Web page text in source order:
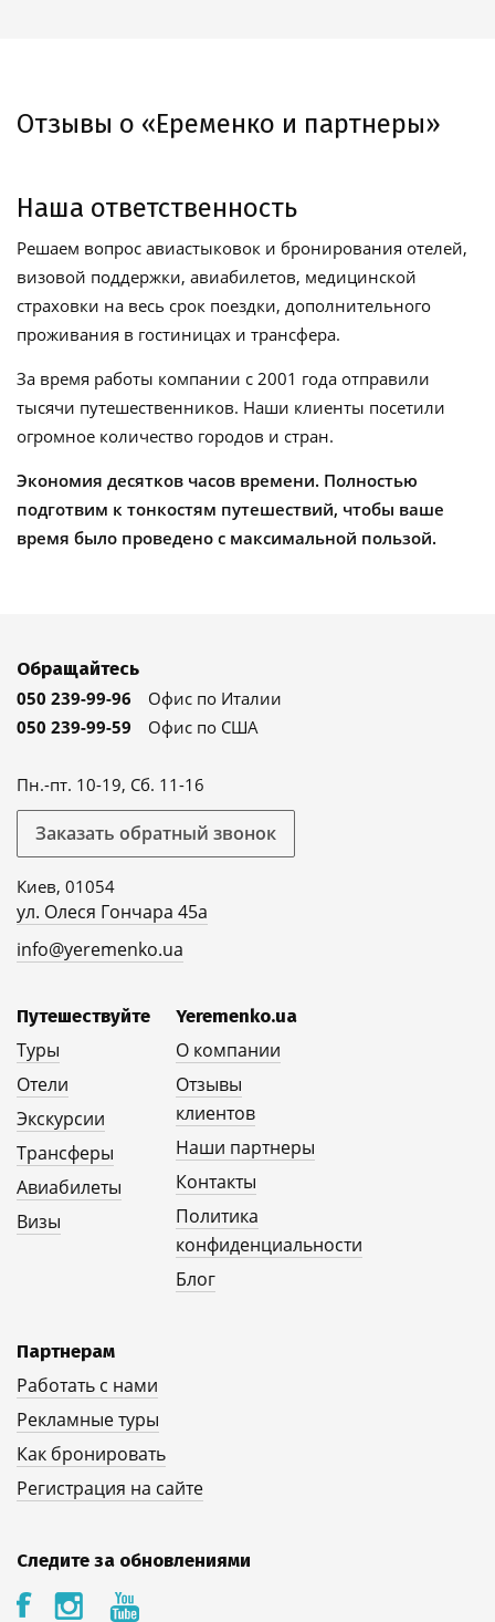
Отзывы о «Еременко и партнеры»
Наша ответственность
Решаем вопрос авиастыковок и бронирования отелей,
визовой поддержки, авиабилетов, медицинской
страховки на весь срок поездки, дополнительного
проживания в гостиницах и трансфера.
За время работы компании с 2001 года отправили
тысячи путешественников. Наши клиенты посетили
огромное количество городов и стран.
Экономия десятков часов времени. Полностью
подготвим к тонкостям путешествий, чтобы ваше
время было проведено с максимальной пользой.
Обращайтесь
050 239-99-96
Офис по Италии
050 239-99-59
Офис по США
Пн.-пт. 10-19, Сб. 11-16
Заказать обратный звонок
Киев, 01054
ул. Олеся Гончара 45а
info@yeremenko.ua
Путешествуйте
Туры
Отели
Экскурсии
Трансферы
Авиабилеты
Визы
Yeremenko.ua
О компании
Отзывы
клиентов
Наши партнеры
Контакты
Политика
конфиденциальности
Блог
Партнерам
Работать с нами
Рекламные туры
Как бронировать
Регистрация на сайте
Следите за обновлениями